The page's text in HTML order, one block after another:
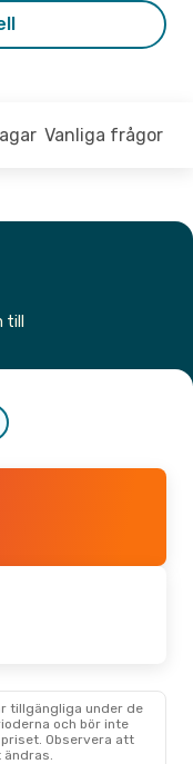
Vanliga frågor
tillgängliga under de
och bör inte
Observera att
ändras.